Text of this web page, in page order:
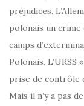
préjudices.
polonais un crime
camps
Polonais.
prise de contrôle
Mais il n’y a pas